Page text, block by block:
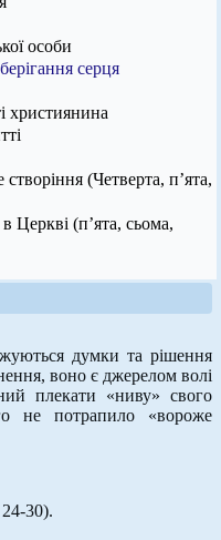
особи
серця
християнина
створіння (Четверта, п’ята,
Церкві (п’ята, сьома,
думки та рішення
воно є джерелом волі
плекати «ниву» свого
не потрапило «вороже
30).